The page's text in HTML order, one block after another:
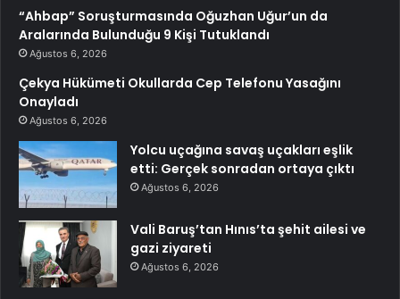
“Ahbap” Soruşturmasında Oğuzhan Uğur’un da
Aralarında Bulunduğu 9 Kişi Tutuklandı
Ağustos 6, 2026
Çekya Hükümeti Okullarda Cep Telefonu Yasağını
Onayladı
Ağustos 6, 2026
Yolcu uçağına savaş uçakları eşlik
etti: Gerçek sonradan ortaya çıktı
Ağustos 6, 2026
Vali Baruş’tan Hınıs’ta şehit ailesi ve
gazi ziyareti
Ağustos 6, 2026